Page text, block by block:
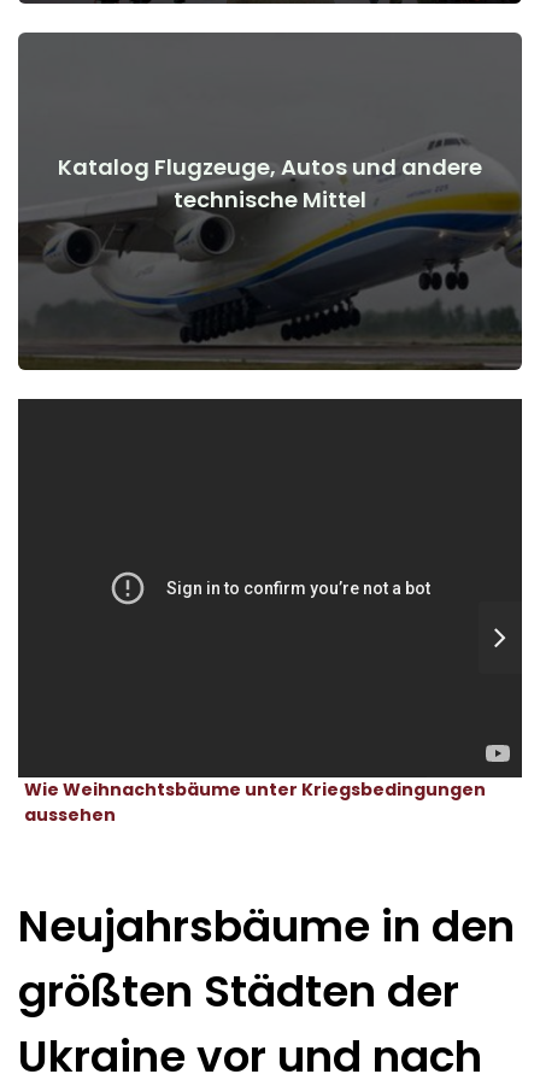
Katalog Flugzeuge, Autos und andere
technische Mittel
Flugzeuge, Autos, technische Mittel vor und nach
Kriegsbeginn
Details anzeigen
Wie Weihnachtsbäume unter Kriegsbedingungen
aussehen
Neujahrsbäume in den
größten Städten der
Ukraine vor und nach